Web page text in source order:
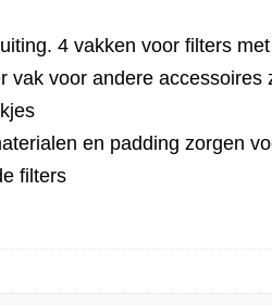
4 vakken voor filters
vak voor andere accessoires
en padding zorgen
filters